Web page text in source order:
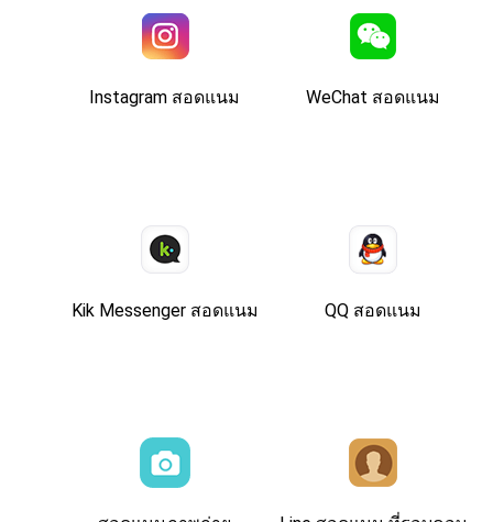
Instagram สอดแนม WeChat สอดแนม
Kik Messenger สอดแนม QQ สอดแนม